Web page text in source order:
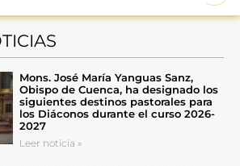
Mons. José María Yanguas Sanz,
Obispo de Cuenca, ha designado los
siguientes destinos pastorales para
los Diáconos durante el curso 2026-
2027
Leer noticia »